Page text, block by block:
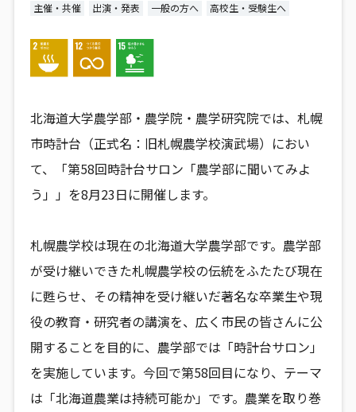
主催・共催
出演・発表 一般の方へ 高校生・受験生へ
北海道大学農学部・農学院・農学研究院では、札幌
市時計台（正式名：旧札幌農学校演武場）におい
て、「第58回時計台サロン「農学部に聞いてみよ
う」」を8月23日に開催します。
札幌農学校は現在の北海道大学農学部です。農学部
が受け継いできた札幌農学校の伝統をふたたび現在
に甦らせ、その精神を受け継いだ著名な卒業生や現
役の教育・研究者の講演を、広く市民の皆さんに公
開することを目的に、農学部では「時計台サロン」
を実施しています。今回で第58回目になり、テーマ
は「北海道農業は持続可能か」です。農業を取り巻